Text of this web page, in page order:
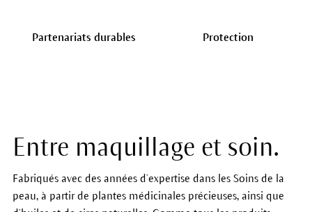
Partenariats durables Protection
Entre maquillage et soin.
Fabriqués avec des années d’expertise dans les Soins de la
peau, à partir de plantes médicinales précieuses, ainsi que